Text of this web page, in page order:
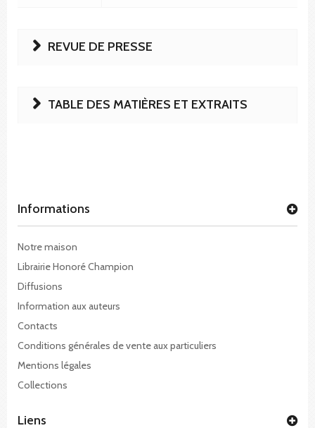
REVUE DE PRESSE
TABLE DES MATIÈRES ET EXTRAITS
Informations
Notre maison
Librairie Honoré Champion
Diffusions
Information aux auteurs
Contacts
Conditions générales de vente aux particuliers
Mentions légales
Collections
Liens